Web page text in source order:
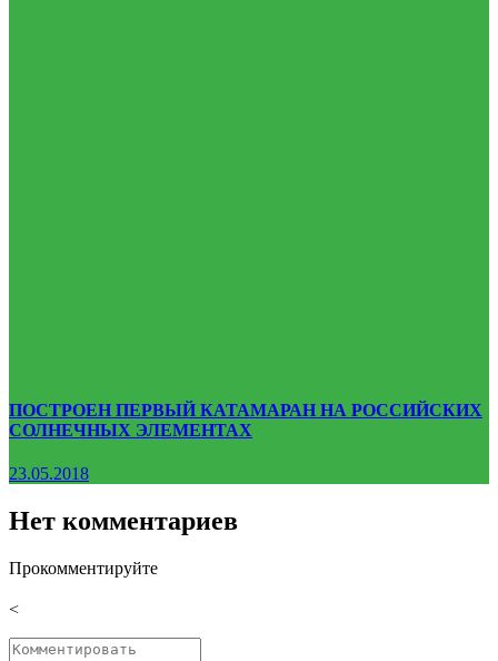
ПОСТРОЕН ПЕРВЫЙ КАТАМАРАН НА РОССИЙСКИХ
СОЛНЕЧНЫХ ЭЛЕМЕНТАХ
23.05.2018
Нет комментариев
Прокомментируйте
<